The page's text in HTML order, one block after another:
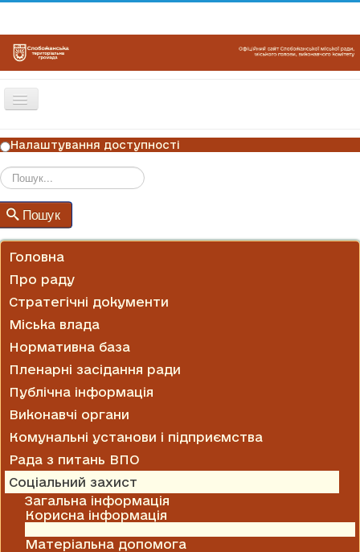
Перемикач
ГОЛОВНА
НОВИНИ
ОГОЛОШЕННЯ
ГРАФІКИ ПРИЙОМУ
Налаштування доступності
Пошук
Головна
Про раду
Стратегічні документи
Міська влада
Нормативна база
Пленарні засідання ради
Публічна інформація
Виконавчі органи
Комунальні установи і підприємства
Рада з питань ВПО
Соціальний захист
Загальна інформація
Корисна інформація
Матеріальна допомога